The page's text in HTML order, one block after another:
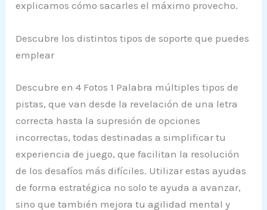
explicamos cómo sacarles el máximo provecho.
Descubre los distintos tipos de soporte que puedes
emplear
Descubre en 4 Fotos 1 Palabra múltiples tipos de
pistas, que van desde la revelación de una letra
correcta hasta la supresión de opciones
incorrectas, todas destinadas a simplificar tu
experiencia de juego, que facilitan la resolución
de los desafíos más difíciles. Utilizar estas ayudas
de forma estratégica no solo te ayuda a avanzar,
sino que también mejora tu agilidad mental y